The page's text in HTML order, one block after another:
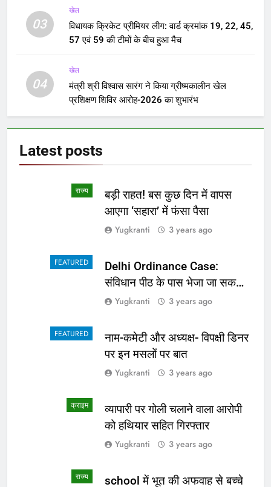
03
खेल
विधायक क्रिकेट प्रीमियर लीग: वार्ड क्रमांक 19, 22, 45,
57 एवं 59 की टीमों के बीच हुआ मैच
04
खेल
मंत्री श्री विश्वास सारंग ने किया ग्रीष्मकालीन खेल
प्रशिक्षण शिविर आरोह-2026 का शुभारंभ
Latest posts
राज्य
बड़ी राहत! बस कुछ दिन में वापस
आएगा ‘सहारा’ में फंसा पैसा
Yugkranti 3 years ago
FEATURED
Delhi Ordinance Case:
संविधान पीठ के पास भेजा जा सकता
है अध्यादेश का मामला
Yugkranti 3 years ago
FEATURED
नाम-कमेटी और अध्यक्ष- विपक्षी डिनर
पर इन मसलों पर बात
Yugkranti 3 years ago
क्राइम
व्यापारी पर गोली चलाने वाला आरोपी
को हथियार सहित गिरफ्तार
Yugkranti 3 years ago
राज्य school में भूत की अफवाह से बच्चे